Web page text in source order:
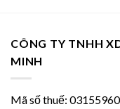
CÔNG TY TNHH
MINH
Mã số thuế: